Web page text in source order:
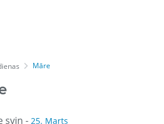
Māre
svin - 25. Marts